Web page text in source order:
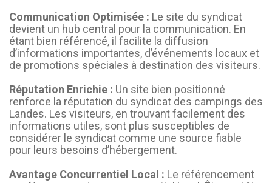
Communication Optimisée : Le site du syndicat
devient un hub central pour la communication. En
étant bien référencé, il facilite la diffusion
d’informations importantes, d’événements locaux et
de promotions spéciales à destination des visiteurs.
Réputation Enrichie : Un site bien positionné
renforce la réputation du syndicat des campings des
Landes. Les visiteurs, en trouvant facilement des
informations utiles, sont plus susceptibles de
considérer le syndicat comme une source fiable
pour leurs besoins d’hébergement.
Avantage Concurrentiel Local : Le référencement